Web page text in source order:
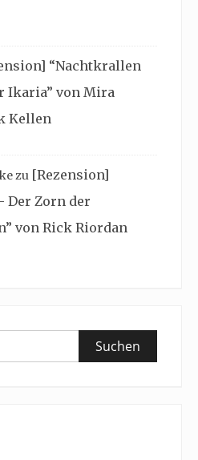
“Nachtkrallen
Ikaria” von Mira
Kellen
zu [Rezension]
Der Zorn der
von Rick Riordan